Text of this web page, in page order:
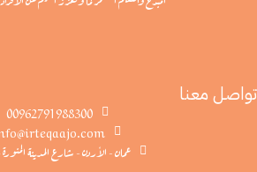
تواصل معنا
00962791988300
عمان - الأردن - شارع المدينة